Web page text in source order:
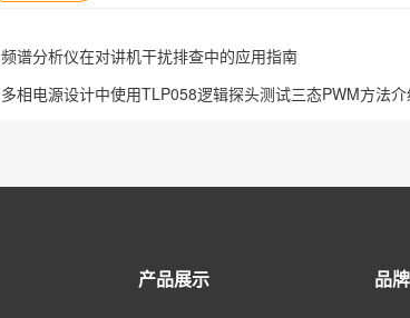
频谱分析仪在对讲机干扰排查中的应用指南
多相电源设计中使用TLP058逻辑探头测试三态PWM方法介
产品展示 品